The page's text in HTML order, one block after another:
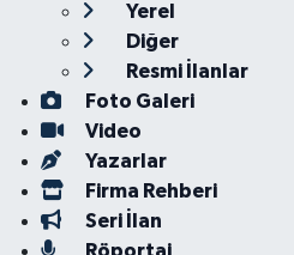
Yerel
Diğer
Resmi İlanlar
Foto Galeri
Video
Yazarlar
Firma Rehberi
Seri İlan
Röportaj